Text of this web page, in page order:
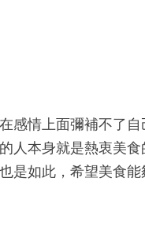
感情上面彌補不了
人本身就是熱衷美
如此，希望美食能